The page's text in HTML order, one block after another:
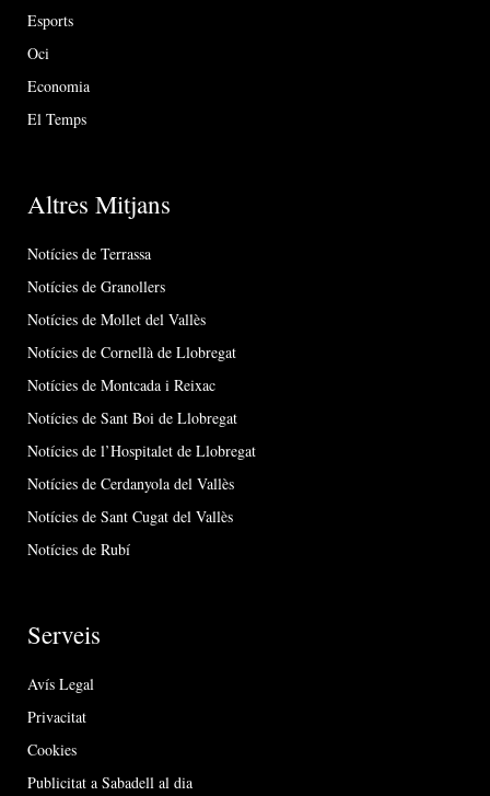
Esports
Oci
Economia
El Temps
Altres Mitjans
Notícies de Terrassa
Notícies de Granollers
Notícies de Mollet del Vallès
Notícies de Cornellà de Llobregat
Notícies de Montcada i Reixac
Notícies de Sant Boi de Llobregat
Notícies de l’Hospitalet de Llobregat
Notícies de Cerdanyola del Vallès
Notícies de Sant Cugat del Vallès
Notícies de Rubí
Serveis
Avís Legal
Privacitat
Cookies
Publicitat a Sabadell al dia